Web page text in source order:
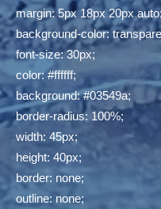
margin: 5px 18px 20px
background-color:
font-size: 30px;
color: #ffffff;
background: #03549a;
border-radius: 100%;
width: 45px;
height: 40px;
border: none;
outline: none;